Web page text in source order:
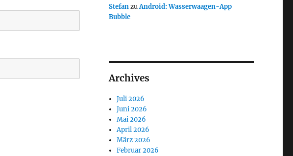
StefanzuAndroid: Wasserwaagen-App
Bubble
Archives
Juli 2026
Juni 2026
Mai 2026
April 2026
März 2026
Februar 2026